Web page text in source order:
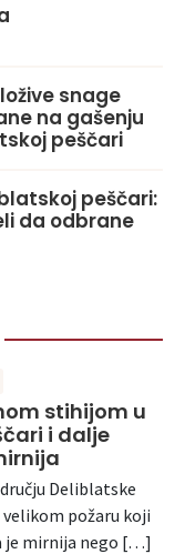
snage
na gašenju
peščari
peščari:
da odbrane
stihijom u
i dalje
Deliblatske
velikom požaru koji
je mirnija nego […]